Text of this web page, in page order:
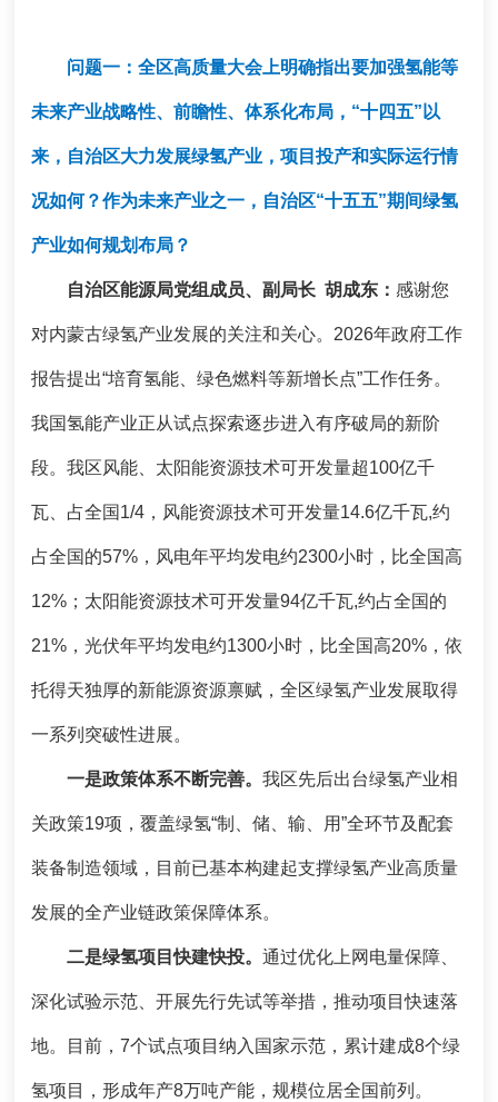
问题一：全区高质量大会上明确指出要加强氢能等
未来产业战略性、前瞻性、体系化布局，“十四五”以
来，自治区大力发展绿氢产业，项目投产和实际运行情
况如何？作为未来产业之一，自治区“十五五”期间绿氢
产业如何规划布局？
自治区能源局党组成员、副局长 胡成东：感谢您
对内蒙古绿氢产业发展的关注和关心。 2026年政府工作
报告提出“培育氢能、绿色燃料等新增长点”工作任务。
我国氢能产业正从试点探索逐步进入有序破局的新阶
段。我区风能、太阳能资源技术可开发量超100亿千
瓦、占全国1/4，风能资源技术可开发量14.6亿千瓦,约
占全国的57%，风电年平均发电约2300小时，比全国高
12%；太阳能资源技术可开发量94亿千瓦,约占全国的
21%，光伏年平均发电约1300小时，比全国高20%，依
托得天独厚的新能源资源禀赋，全区绿氢产业发展取得
一系列突破性进展。
一是政策体系不断完善。我区先后出台绿氢产业相
关政策19项，覆盖绿氢“制、储、输、用”全环节及配套
装备制造领域，目前已基本构建起支撑绿氢产业高质量
发展的全产业链政策保障体系。
二是绿氢项目快建快投。通过优化上网电量保障、
深化试验示范、开展先行先试等举措，推动项目快速落
地。目前，7个试点项目纳入国家示范，累计建成8个绿
氢项目，形成年产8万吨产能，规模位居全国前列。